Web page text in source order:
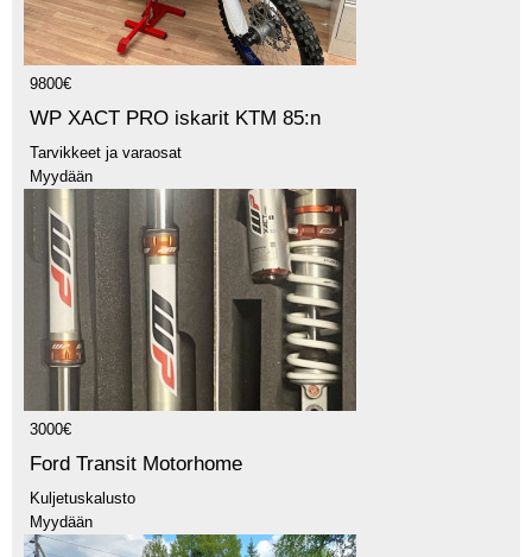
9800€
WP XACT PRO iskarit KTM 85:n
Tarvikkeet ja varaosat
Myydään
3000€
Ford Transit Motorhome
Kuljetuskalusto
Myydään